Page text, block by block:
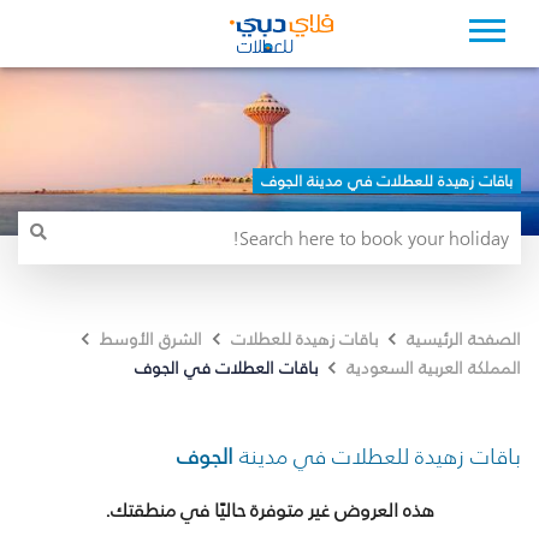
باقات زهيدة للعطلات في مدينة الجوف
الصفحة الرئيسية باقات زهيدة للعطلات
الشرق الأوسط
المملكة العربية السعودية
باقات العطلات في الجوف
باقات زهيدة للعطلات في مدينة الجوف
هذه العروض غير متوفرة حاليًا في منطقتك.